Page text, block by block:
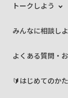
トークしよう
みんなに相談し
よくある質問・
🔰はじめてのか